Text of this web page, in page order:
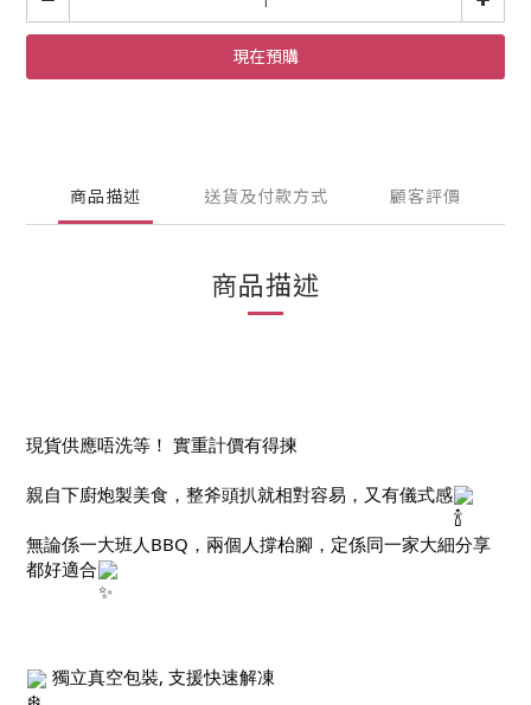
現在預購
商品描述 送貨及付款方式 顧客評價
商品描述
現貨供應唔洗等！ 實重計價有得揀
親自下廚炮製美食，整斧頭扒就相對容易，又有儀式感
無論係一大班人BBQ，兩個人撐枱腳，定係同一家大細分享
都好適合
獨立真空包裝, 支援快速解凍